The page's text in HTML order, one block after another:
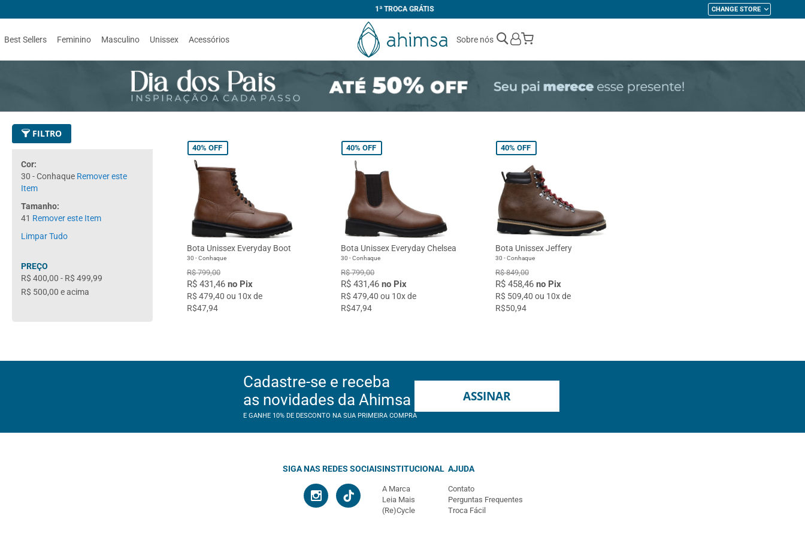
1ª TROCA GRÁTIS CHANGE STORE
Best Sellers Feminino Masculino Unissex Acessórios Sobre nós
My Cart
FILTRO
Cor
30 - Conhaque Remover este
Item
Tamanho
41 Remover este Item
Limpar Tudo
PREÇO
R$ 400,00 - R$ 499,99
R$ 500,00 e acima
40% OFF
Bota Unissex Everyday Boot
30 - Conhaque
R$ 799,00
R$ 431,46 no Pix
R$ 479,40 ou 10x de
R$47,94
40% OFF
Bota Unissex Everyday Chelsea
30 - Conhaque
R$ 799,00
R$ 431,46no Pix
R$ 479,40 ou 10x de
R$47,94
40% OFF
Bota Unissex Jeffery
30 - Conhaque
R$ 849,00
R$ 458,46 no Pix
R$ 509,40 ou 10x de
R$50,94
Cadastre-se e receba
as novidades da Ahimsa
E GANHE 10% DE DESCONTO NA SUA PRIMEIRA COMPRA
ASSINAR
SIGA NAS REDES SOCIAISINSTITUCIONAL
A Marca
Leia Mais
(Re)Cycle
AJUDA
Contato
Perguntas Frequentes
Troca Fácil